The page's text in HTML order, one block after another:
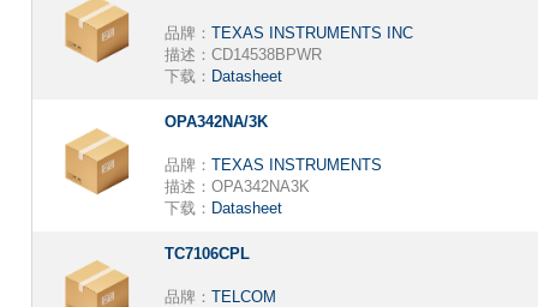
品牌： TEXAS INSTRUMENTS INC
描述： CD14538BPWR
下载： Datasheet
OPA342NA/3K
品牌： TEXAS INSTRUMENTS
描述： OPA342NA3K
下载： Datasheet
TC7106CPL
品牌： TELCOM